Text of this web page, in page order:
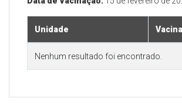
Unidade Vacina
Nenhum resultado foi encontrado.